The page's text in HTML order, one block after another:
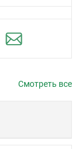
Смотреть все